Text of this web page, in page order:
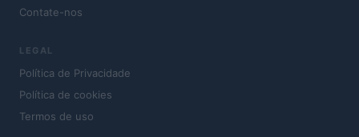
Contate-nos
LEGAL
Política de Privacidade
Política de cookies
Termos de uso